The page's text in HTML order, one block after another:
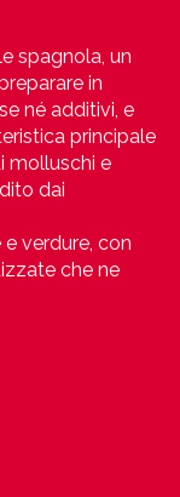
spagnola, un
in
né additivi, e
principale
molluschi e
dai
verdure, con
che ne